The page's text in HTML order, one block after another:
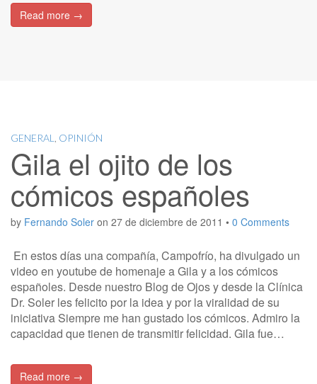
Read more →
GENERAL OPINIÓN
Gila el ojito de los
cómicos españoles
by Fernando Soler on 27 de diciembre de 2011 • 0 Comments
En estos días una compañía, Campofrío, ha divulgado un
video en youtube de homenaje a Gila y a los cómicos
españoles. Desde nuestro Blog de Ojos y desde la Clínica
Dr. Soler les felicito por la idea y por la viralidad de su
iniciativa Siempre me han gustado los cómicos. Admiro la
capacidad que tienen de transmitir felicidad. Gila fue…
Read more →